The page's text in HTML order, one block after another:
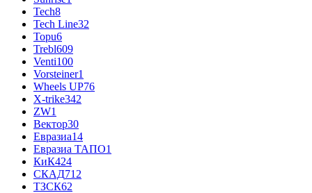
Tech8
Tech Line32
Topu6
Trebl609
Venti100
Vorsteiner1
Wheels UP76
X-trike342
ZW1
Вектор30
Евразиа14
Евразиа ТАПО1
КиК424
СКАД712
ТЗСК62